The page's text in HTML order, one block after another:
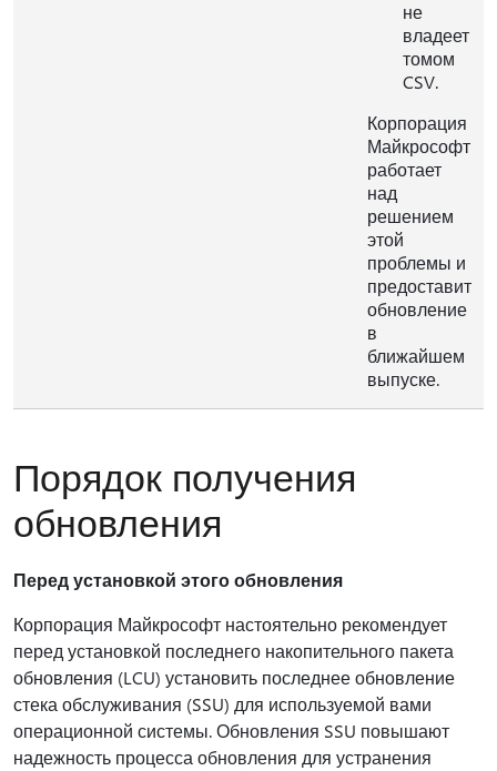
не
владеет
томом
CSV.
Корпорация
Майкрософт
работает
над
решением
этой
проблемы и
предоставит
обновление
в
ближайшем
выпуске.
Порядок получения
обновления
Перед установкой этого обновления
Корпорация Майкрософт настоятельно рекомендует
перед установкой последнего накопительного пакета
обновления (LCU) установить последнее обновление
стека обслуживания (SSU) для используемой вами
операционной системы. Обновления SSU повышают
надежность процесса обновления для устранения